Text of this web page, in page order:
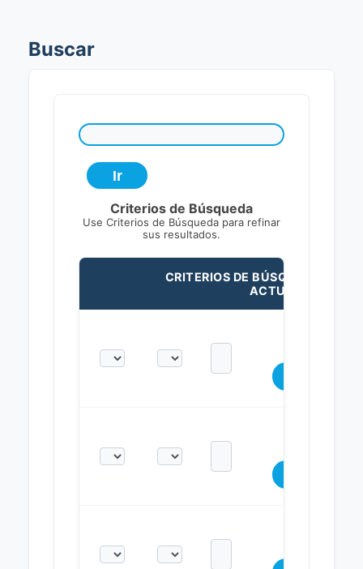
Buscar
Criterios de Búsqueda
Use Criterios de Búsqueda para refinar
sus resultados.
CRITERIOS DE BÚSQUEDA
ACTUALES: